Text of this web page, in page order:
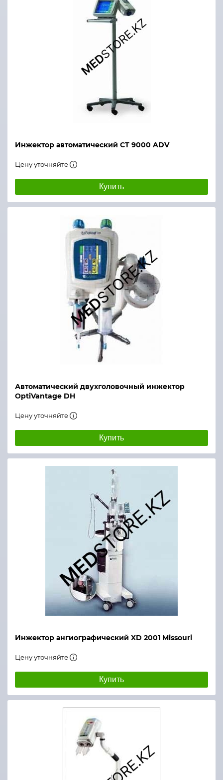
Инжектор автоматический СT 9000 ADV
Цену уточняйте
Купить
Автоматический двухголовочный инжектор
OptiVantage DH
Цену уточняйте
Купить
Инжектор ангиографический XD 2001 Missouri
Цену уточняйте
Купить